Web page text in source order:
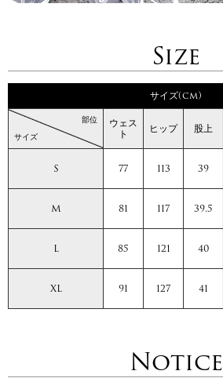
Size
サイズ(cm)
サイズ
部位 ウェス
ト ヒップ 股上
S 77 113 39
M 81 117 39.5
L 85 121 40
XL 91 127 41
Notice